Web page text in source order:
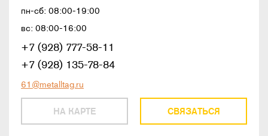
пн-сб: 08:00-19:00
вс: 08:00-16:00
НА КАРТЕ
+7 (928) 777-58-11
+7 (928) 135-78-84
61@metalltag.ru
СВЯЗАТЬСЯ